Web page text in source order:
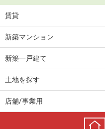
賃貸
新築マンション
新築一戸建て
土地を探す
店舗/事業用